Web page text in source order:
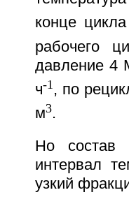
конце
рабочего
давление 4
ч-1 , по
м3.
Но состав
интервал
узкий